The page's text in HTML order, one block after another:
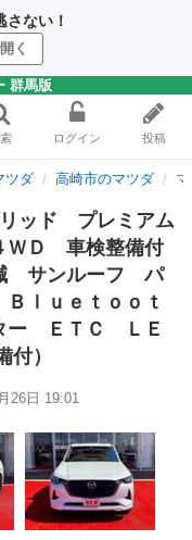
ない！
く
群馬版
ログイン 投稿
ツダ 高崎市のマツダ
リッド プレミアム
ＷＤ 車検整備付
サンルーフ パ
ｌｕｅｔｏｏｔ
ー ＥＴＣ ＬＥ
）
26日 19:01